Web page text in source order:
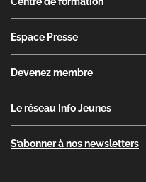
Espace Presse
Devenez membre
Le réseau Info Jeunes
S’abonner à nos newsletters